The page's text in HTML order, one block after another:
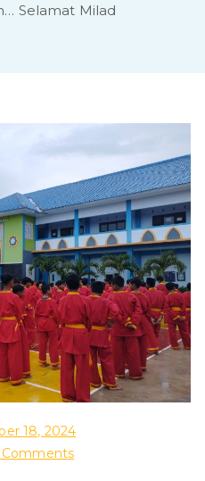
m
m
ad
iy
ah
P
o
Selamat Milad
18, 2024
Commentson